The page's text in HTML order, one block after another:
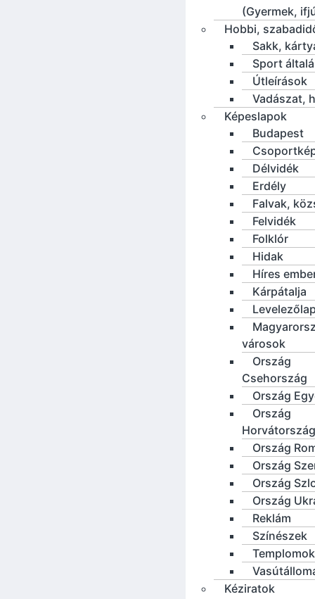
(Gyermek,
Hobbi,
Sakk,
Sport
Útleírások
Vadászat,
Képeslapok
Budapest
Délvidék
Erdély
Falvak,
Felvidék
Folklór
Hidak
Híres
Kárpátalja
városok
Ország
Csehország
Ország
Ország
Horvátország
Ország
Ország
Ország
Ország
Reklám
Színészek
Templomok
Kéziratok